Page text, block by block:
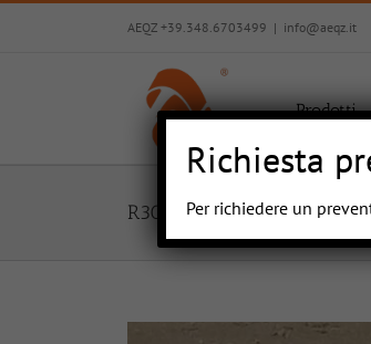
Salta
AEQZ +39.348.6703499 | info@aeqz.it
Prodotti
R308
Richiesta
Per richiedere un